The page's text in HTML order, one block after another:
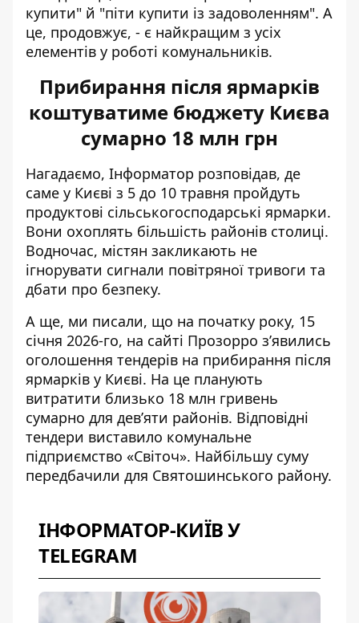
купити" й "піти купити із задоволенням". А
це, продовжує, - є найкращим з усіх
елементів у роботі комунальників.
Прибирання після ярмарків
коштуватиме бюджету Києва
сумарно 18 млн грн
Нагадаємо, Інформатор розповідав, де
саме у Києві з 5 до 10 травня пройдуть
продуктові сільськогосподарські ярмарки.
Вони охоплять більшість районів столиці.
Водночас, містян закликають не
ігнорувати сигнали повітряної тривоги та
дбати про безпеку.
А ще, ми писали, що на початку року, 15
січня 2026-го, на сайті Прозорро з’явились
оголошення тендерів на прибирання після
ярмарків у Києві. На це планують
витратити близько 18 млн гривень
сумарно для дев’яти районів. Відповідні
тендери виставило комунальне
підприємство «Світоч». Найбільшу суму
передбачили для Святошинського району.
ІНФОРМАТОР-КИЇВ У
TELEGRAM